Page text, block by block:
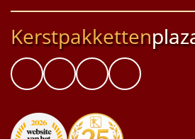
Kerstpakketten